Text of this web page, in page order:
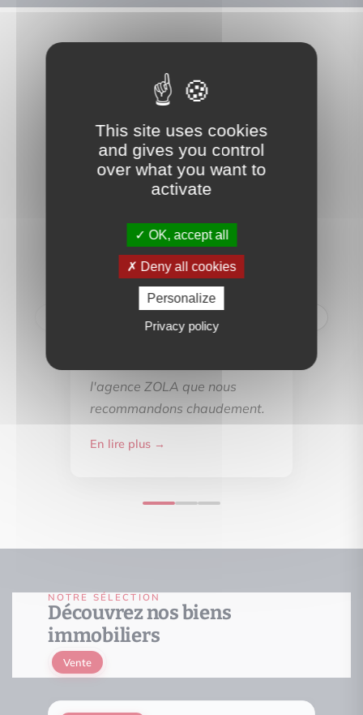
Ce que nos clients disent
de nous
Nous avons à distance (nous
demeurons à Mandelieu, dans
les Alpes Maritimes) traité la
vente de notre appartement
l'agence ZOLA que nous
recommandons chaudement.
En lire plus →
NOTRE SÉLECTION
Découvrez nos biens
immobiliers
Vente
This site uses cookies
and gives you control
over what you want to
activate
OK, accept all
Deny all cookies
Personalize
Privacy policy